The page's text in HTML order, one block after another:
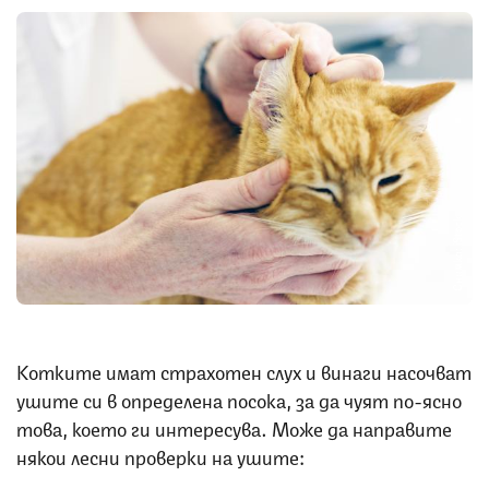
Котките имат страхотен слух и винаги насочват
ушите си в определена посока, за да чуят по-ясно
това, което ги интересува. Може да направите
някои лесни проверки на ушите: